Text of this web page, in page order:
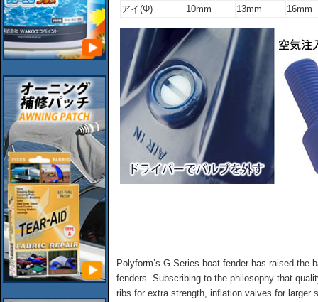
アイ(Φ) 10mm 13mm 16mm
Polyform’s G Series boat fender has raised the
fenders. Subscribing to the philosophy that
ribs for extra strength, inflation valves for larger